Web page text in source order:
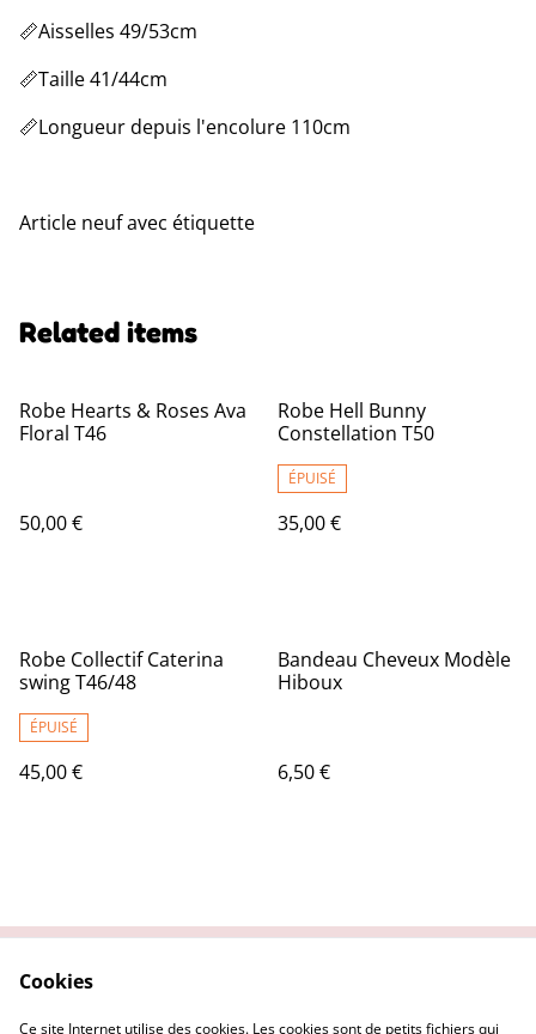
📏Aisselles 49/53cm
📏Taille 41/44cm
📏Longueur depuis l'encolure 110cm
Article neuf avec étiquette
Related items
Robe Hearts & Roses Ava
Floral T46
50,00 €
Robe Hell Bunny
Constellation T50
ÉPUISÉ
35,00 €
Robe Collectif Caterina
swing T46/48
ÉPUISÉ
45,00 €
Bandeau Cheveux Modèle
Hiboux
6,50 €
Politique de
Politique Cookies
Cookies
Ce site Internet utilise des cookies. Les cookies sont de petits fichiers qui